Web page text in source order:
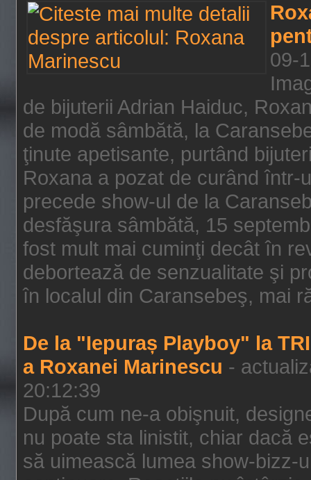
09-
de bijuterii Adrian Haiduc,
de modă sâmbătă, la
ţinute apetisante, purtând
Roxana a pozat de curând
precede show-ul de la
desfăşura sâmbătă, 15
fost mult mai cuminţi decât în
debortează de senzualitate şi
în localul din Caransebeş, mai
De la "Iepuraș Playboy" la
a Roxanei Marinescu -
20:12:39
După cum ne-a obişnuit,
nu poate sta linistit, chiar dacă
să uimească lumea show-bizz-